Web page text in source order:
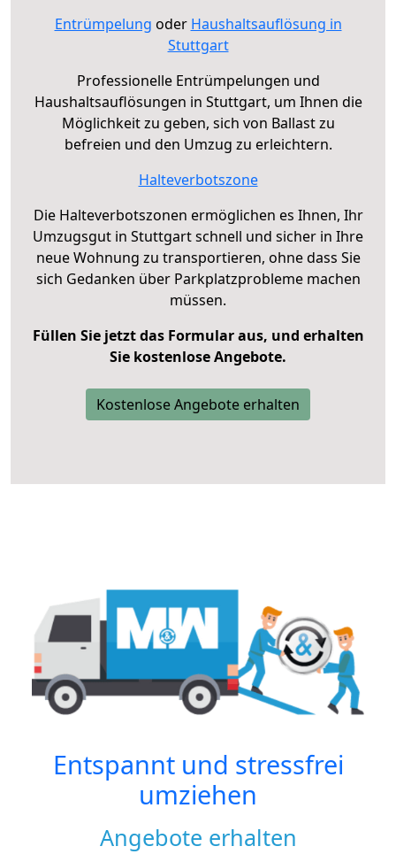
Entrümpelung oder Haushaltsauflösung in
Stuttgart
Professionelle Entrümpelungen und
Haushaltsauflösungen in Stuttgart, um Ihnen die
Möglichkeit zu geben, sich von Ballast zu
befreien und den Umzug zu erleichtern.
Halteverbotszone
Die Halteverbotszonen ermöglichen es Ihnen, Ihr
Umzugsgut in Stuttgart schnell und sicher in Ihre
neue Wohnung zu transportieren, ohne dass Sie
sich Gedanken über Parkplatzprobleme machen
müssen.
Füllen Sie jetzt das Formular aus, und erhalten
Sie kostenlose Angebote.
Kostenlose Angebote erhalten
Entspannt und stressfrei
umziehen
Angebote erhalten